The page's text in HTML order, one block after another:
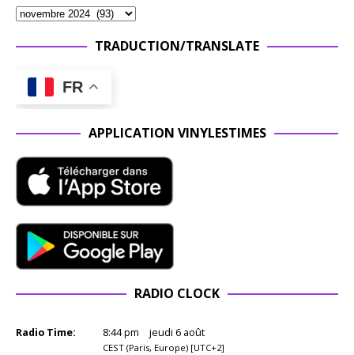
TRADUCTION/TRANSLATE
FR
APPLICATION VINYLESTIMES
RADIO CLOCK
Radio Time: 8:44pm jeudi 6 août
CEST (Paris, Europe) [UTC+2]